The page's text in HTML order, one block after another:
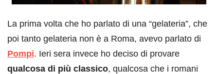
La prima volta che ho parlato di una “gelateria”, che
poi tanto gelateria non è a Roma, avevo parlato di
Pompi. Ieri sera invece ho deciso di provare
qualcosa di più classico, qualcosa che i romani